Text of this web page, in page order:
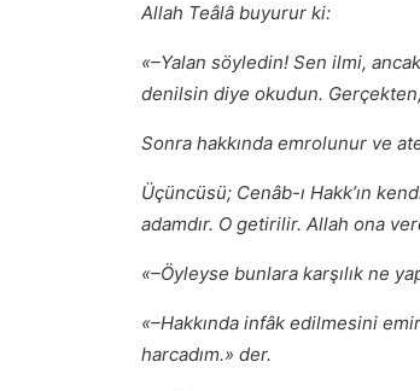
Allah Teâlâ buyurur ki:
«–Yalan söyledin! Sen ilmi,
denilsin diye okudun.
Sonra hakkında emrolunur ve
Üçüncüsü; Cenâb-ı Hakk’ın
adamdır. O getirilir. Allah ona
«–Öyleyse bunlara karşılık ne
«–Hakkında infâk edilmesini
harcadım.» der.